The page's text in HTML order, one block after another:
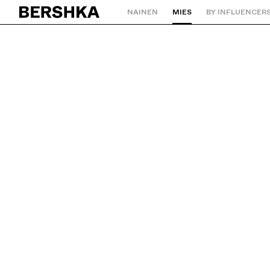
Palaa aloitussivulle NAINEN MIES BY